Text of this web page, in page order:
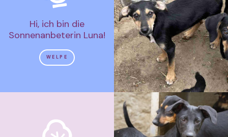
Hi, ich bin die
Sonnenanbeterin Luna!
WELPE